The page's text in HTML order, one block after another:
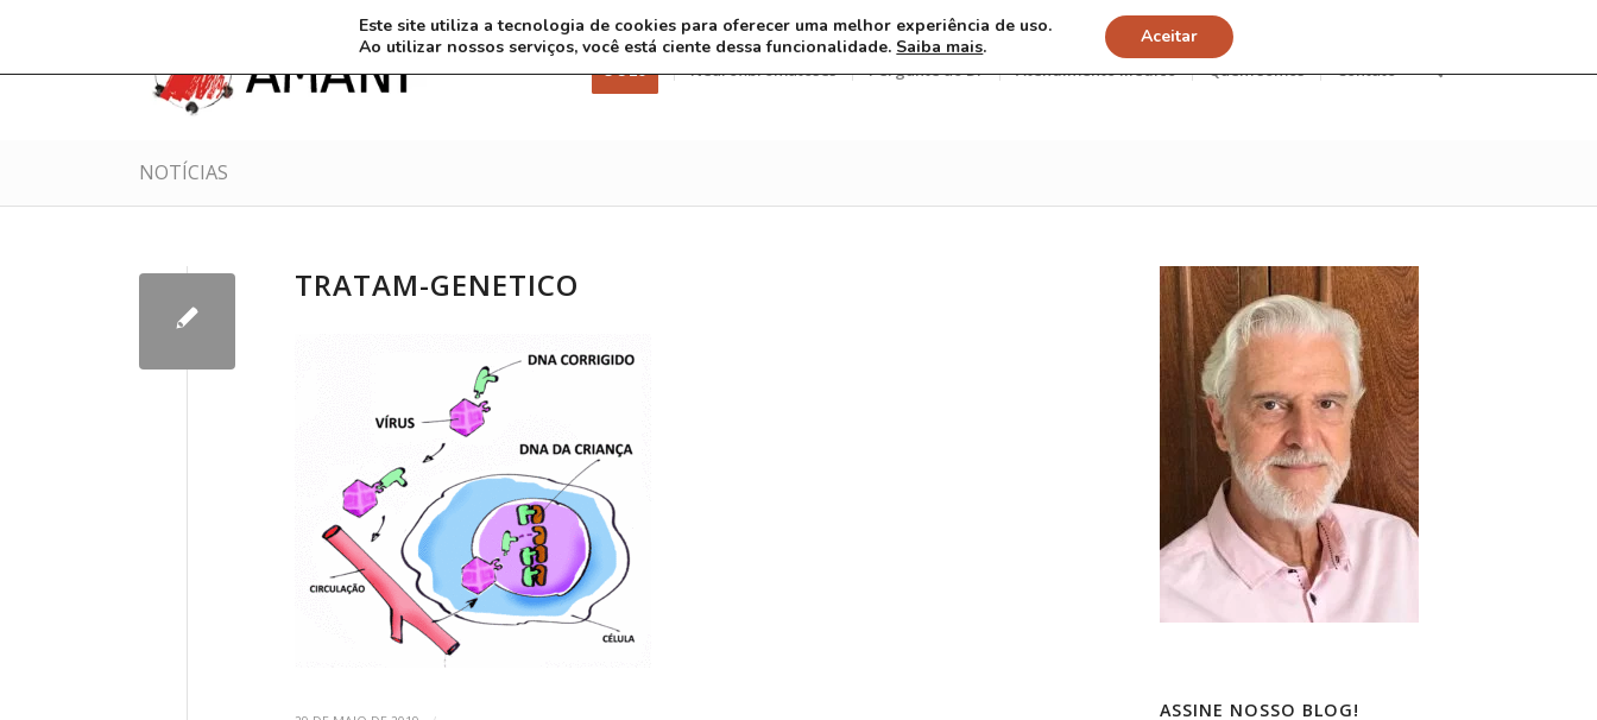
3 8 26 Neurofibromatoses Pergunte ao Dr Atendimento Médico Quem somos Contato
NOTÍCIAS
TRATAM-GENETICO
ASSINE NOSSO BLOG!
Este site utiliza a tecnologia de cookies para oferecer uma melhor experiência de uso.
Ao utilizar nossos serviços, você está ciente dessa funcionalidade. Saiba mais. Aceitar